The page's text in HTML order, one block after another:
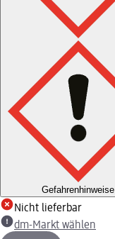
Gefahrenhinweise
Nicht lieferbar
dm-Markt wählen